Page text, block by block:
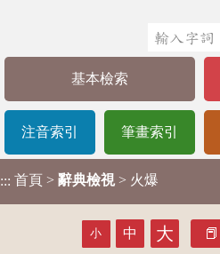
基本檢索
注音索引 筆畫索引
::: 首頁 > 辭典檢視 > 火爆
小 中 大